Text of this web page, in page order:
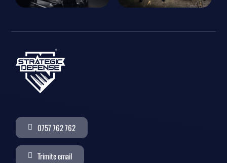
0757 762 762
Trimite email